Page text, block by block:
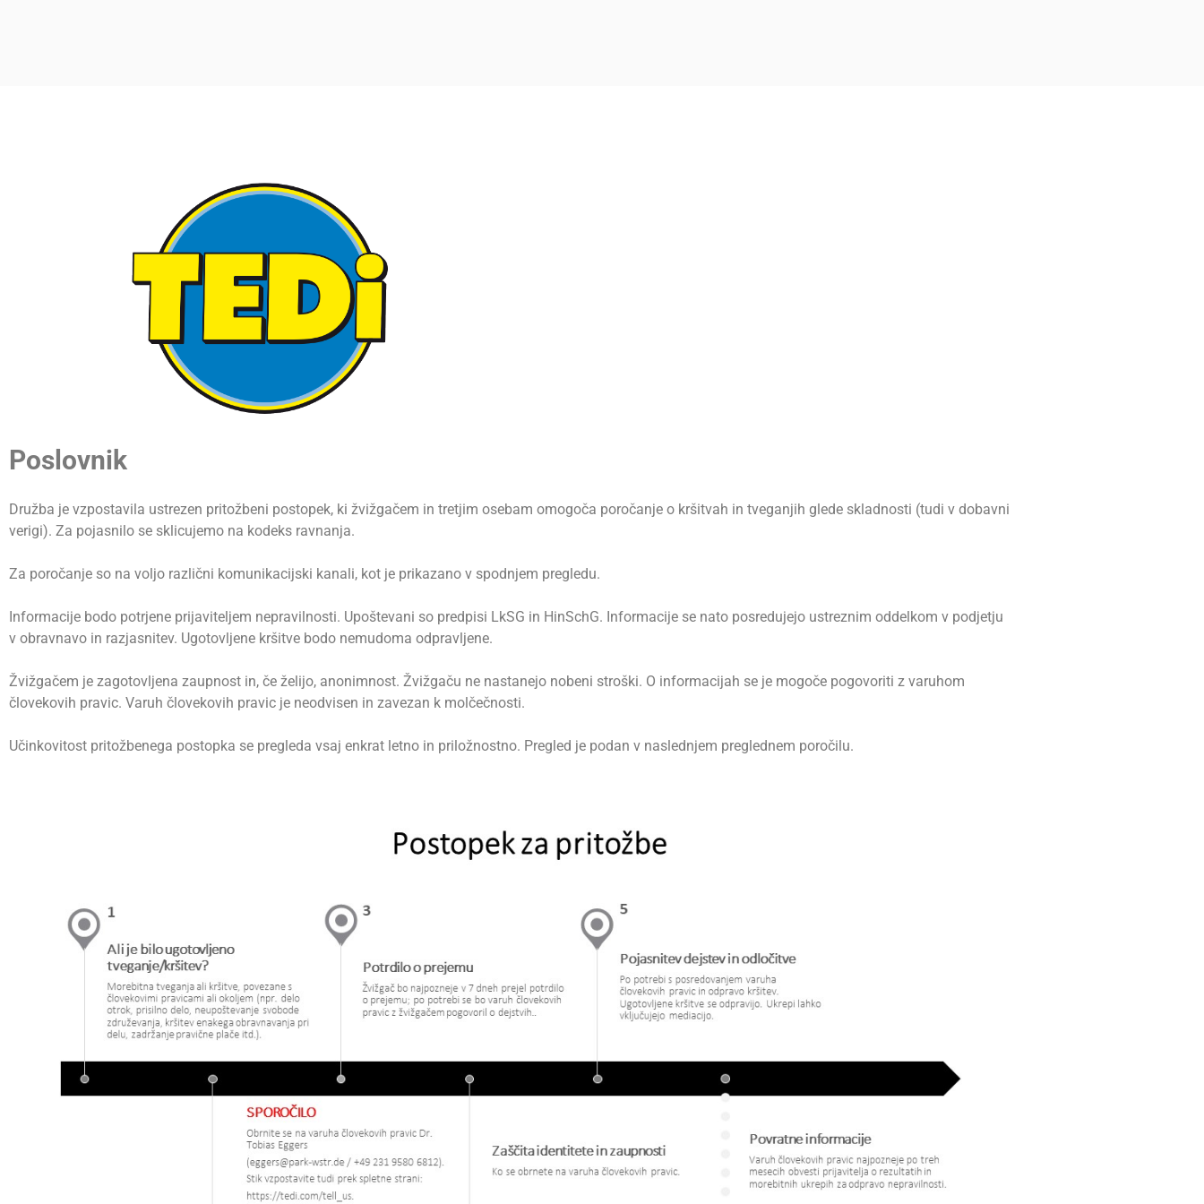
Poslovnik
Družba je vzpostavila ustrezen pritožbeni postopek, ki žvižgačem in tretjim osebam omogoča poročanje o kršitvah in tveganjih glede skladnosti (tudi v dobavni
verigi). Za pojasnilo se sklicujemo na kodeks ravnanja.
Za poročanje so na voljo različni komunikacijski kanali, kot je prikazano v spodnjem pregledu.
Informacije bodo potrjene prijaviteljem nepravilnosti. Upoštevani so predpisi LkSG in HinSchG. Informacije se nato posredujejo ustreznim oddelkom v podjetju
v obravnavo in razjasnitev. Ugotovljene kršitve bodo nemudoma odpravljene.
Žvižgačem je zagotovljena zaupnost in, če želijo, anonimnost. Žvižgaču ne nastanejo nobeni stroški. O informacijah se je mogoče pogovoriti z varuhom
človekovih pravic. Varuh človekovih pravic je neodvisen in zavezan k molčečnosti.
Učinkovitost pritožbenega postopka se pregleda vsaj enkrat letno in priložnostno. Pregled je podan v naslednjem preglednem poročilu.